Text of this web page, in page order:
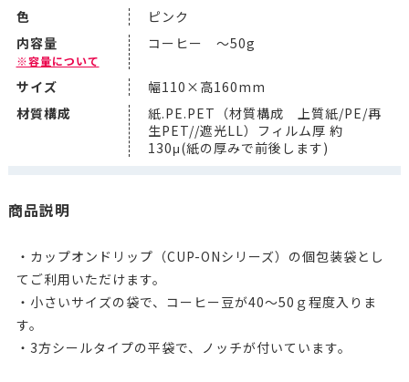
色
ピンク
内容量
※容量について
コーヒー ～50g
サイズ
幅110×高160mm
材質構成
紙.PE.PET（材質構成 上質紙/PE/再
生PET//遮光LL）フィルム厚 約
130μ(紙の厚みで前後します)
商品説明
・カップオンドリップ（CUP-ONシリーズ）の個包装袋とし
てご利用いただけます。
・小さいサイズの袋で、コーヒー豆が40～50ｇ程度入りま
す。
・3方シールタイプの平袋で、ノッチが付いています。